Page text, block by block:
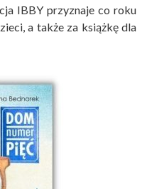
IBBY przyznaje co roku
a także za książkę dla